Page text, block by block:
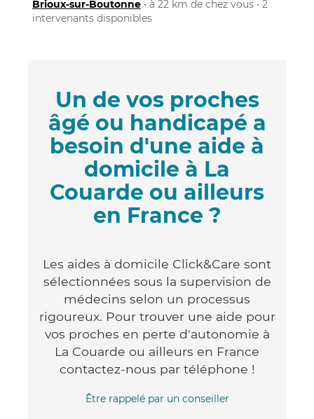
Brioux-sur-Boutonne • à 22 km de chez vous • 2
intervenants disponibles
Un de vos proches
âgé ou handicapé a
besoin d'une aide à
domicile à La
Couarde ou ailleurs
en France ?
Les aides à domicile Click&Care sont
sélectionnées sous la supervision de
médecins selon un processus
rigoureux. Pour trouver une aide pour
vos proches en perte d'autonomie à
La Couarde ou ailleurs en France
contactez-nous par téléphone !
Être rappelé par un conseiller